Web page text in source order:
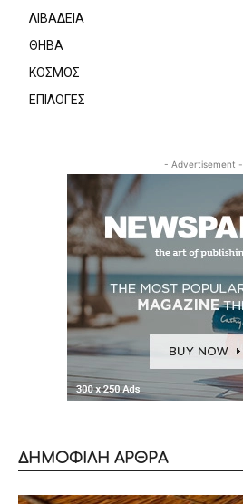
ΛΙΒΑΔΕΙΑ
ΘΗΒΑ
ΚΟΣΜΟΣ
ΕΠΙΛΟΓΕΣ
- Advertisement -
ΔΗΜΟΦΙΛΗ ΑΡΘΡΑ